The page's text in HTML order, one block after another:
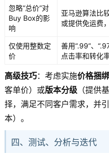
忽略“总价”对
Buy Box的影
响
亚马逊算法比
或提供免运费
仅使用整数定
价
善用“.99”、
点击率和转化率
高级技巧：考虑实施价格捆绑
客单价）或版本分级（提供
择，满足不同客户需求，并
本）。
四、测试、分析与迭代